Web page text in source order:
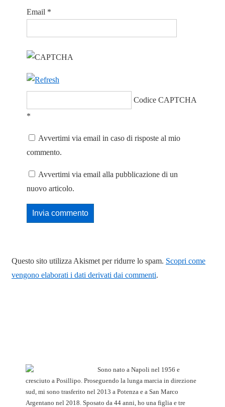
Email *
Codice CAPTCHA
*
Avvertimi via email in caso di risposte al mio
commento.
Avvertimi via email alla pubblicazione di un
nuovo articolo.
Questo sito utilizza Akismet per ridurre lo spam. Scopri come
vengono elaborati i dati derivati dai commenti.
Sono nato a Napoli nel 1956 e
cresciuto a Posillipo. Proseguendo la lunga marcia in direzione
sud, mi sono trasferito nel 2013 a Potenza e a San Marco
Argentano nel 2018. Sposato da 44 anni, ho una figlia e tre